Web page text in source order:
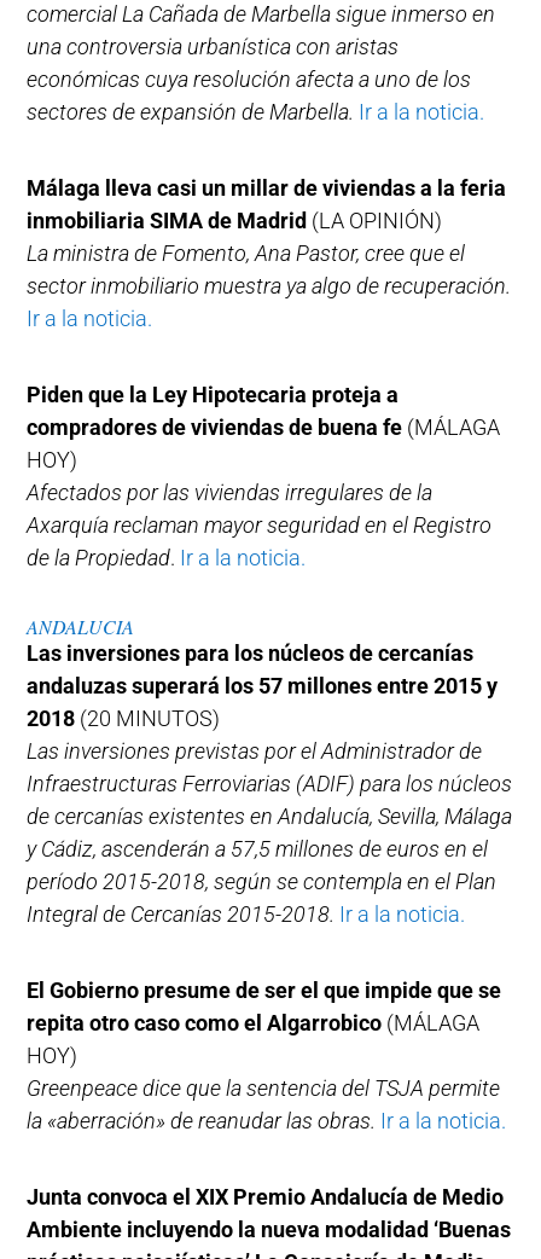
comercial La Cañada de Marbella sigue inmerso en
una controversia urbanística con aristas
económicas cuya resolución afecta a uno de los
sectores de expansión de Marbella. Ir a la noticia.
Málaga lleva casi un millar de viviendas a la feria
inmobiliaria SIMA de Madrid (LA OPINIÓN)
La ministra de Fomento, Ana Pastor, cree que el
sector inmobiliario muestra ya algo de recuperación.
Ir a la noticia.
Piden que la Ley Hipotecaria proteja a
compradores de viviendas de buena fe (MÁLAGA
HOY)
Afectados por las viviendas irregulares de la
Axarquía reclaman mayor seguridad en el Registro
de la Propiedad. Ir a la noticia.
ANDALUCIA
Las inversiones para los núcleos de cercanías
andaluzas superará los 57 millones entre 2015 y
2018 (20 MINUTOS)
Las inversiones previstas por el Administrador de
Infraestructuras Ferroviarias (ADIF) para los núcleos
de cercanías existentes en Andalucía, Sevilla, Málaga
y Cádiz, ascenderán a 57,5 millones de euros en el
período 2015-2018, según se contempla en el Plan
Integral de Cercanías 2015-2018. Ir a la noticia.
El Gobierno presume de ser el que impide que se
repita otro caso como el Algarrobico (MÁLAGA
HOY)
Greenpeace dice que la sentencia del TSJA permite
la «aberración» de reanudar las obras. Ir a la noticia.
Junta convoca el XIX Premio Andalucía de Medio
Ambiente incluyendo la nueva modalidad ‘Buenas